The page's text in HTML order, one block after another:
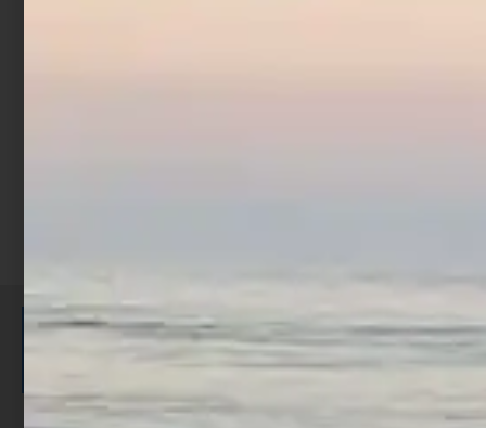
ISCRIVITI E RICEVI 3,50€ DI
SCONTO >